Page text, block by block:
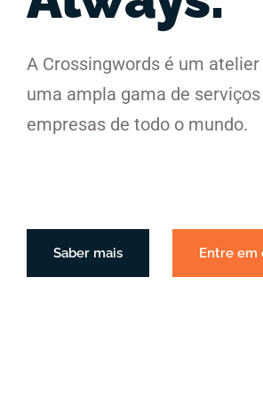
A Crossingwords é um
uma ampla gama de
empresas de todo o mundo.
Saber mais Entre em